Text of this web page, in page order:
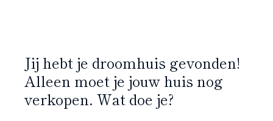
Jij hebt je droomhuis gevonden!
Alleen moet je jouw huis nog
verkopen. Wat doe je?